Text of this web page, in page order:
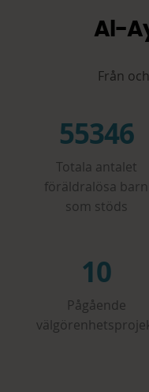
Al-
Från
83470
Totala antalet
föräldralösa barn
som stöds
15
Pågående